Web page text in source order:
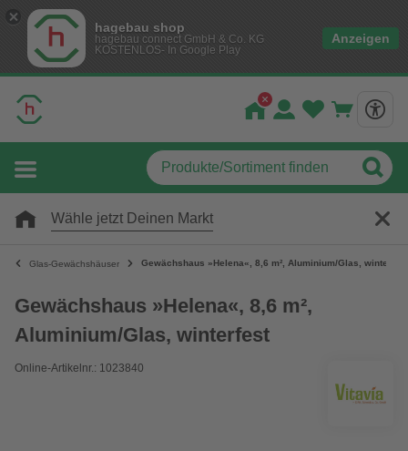
hagebau shop
hagebau connect GmbH & Co. KG
KOSTENLOS- In Google Play
Anzeigen
Wähle jetzt Deinen Markt
Glas-Gewächshäuser Gewächshaus »Helena«, 8,6 m², Aluminium/Glas, winterfest
Gewächshaus »Helena«, 8,6 m²,
Aluminium/Glas, winterfest
Online-Artikelnr.: 1023840